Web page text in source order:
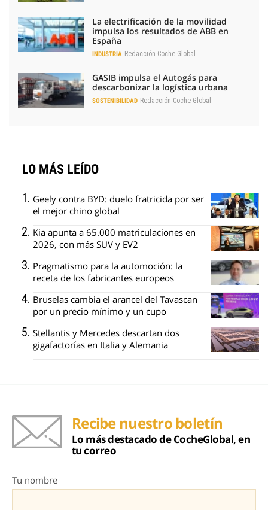
La electrificación de la movilidad
impulsa los resultados de ABB en
España
INDUSTRIA Redacción Coche Global
GASIB impulsa el Autogás para
descarbonizar la logística urbana
SOSTENIBILIDAD Redacción Coche Global
LO MÁS LEÍDO
Geely contra BYD: duelo fratricida por ser
el mejor chino global
Kia apunta a 65.000 matriculaciones en
2026, con más SUV y EV2
Pragmatismo para la automoción: la
receta de los fabricantes europeos
Bruselas cambia el arancel del Tavascan
por un precio mínimo y un cupo
Stellantis y Mercedes descartan dos
gigafactorías en Italia y Alemania
Recibe nuestro boletín
Lo más destacado de CocheGlobal, en
tu correo
Tu nombre